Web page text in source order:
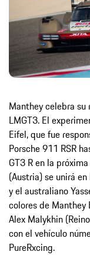
Manthey celebra su
LMGT3. El
Eifel, que fue
Porsche 911 RSR
GT3 R en la
(Austria) se unirá
y el australiano
colores de Manthey
Alex Malykhin
con el vehículo
PureRxcing.